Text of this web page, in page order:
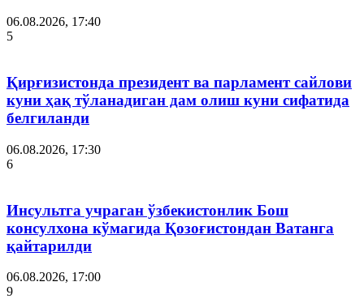
06.08.2026, 17:40
5
Қирғизистонда президент ва парламент сайлови
куни ҳақ тўланадиган дам олиш куни сифатида
белгиланди
06.08.2026, 17:30
6
Инсультга учраган ўзбекистонлик Бош
консулхона кўмагида Қозоғистондан Ватанга
қайтарилди
06.08.2026, 17:00
9